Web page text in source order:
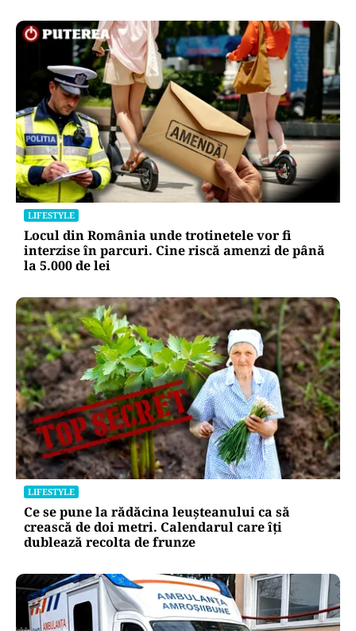
LIFESTYLE
Locul din România unde trotinetele vor fi
interzise în parcuri. Cine riscă amenzi de până
la 5.000 de lei
LIFESTYLE
Ce se pune la rădăcina leușteanului ca să
crească de doi metri. Calendarul care îți
dublează recolta de frunze